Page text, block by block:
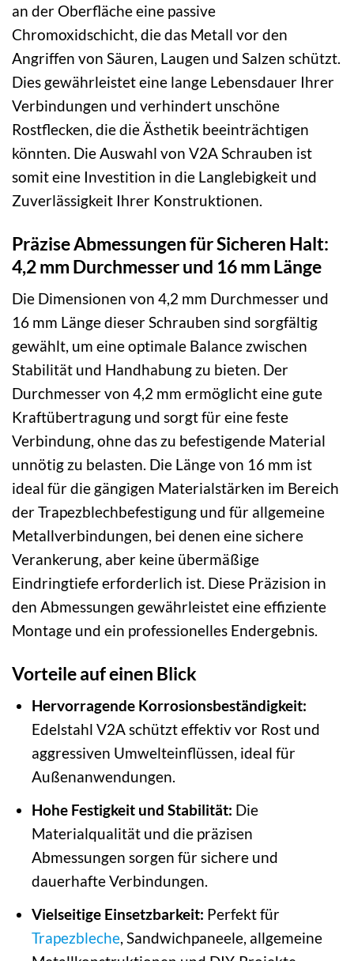
an der Oberfläche eine passive
Chromoxidschicht, die das Metall vor den
Angriffen von Säuren, Laugen und Salzen schützt.
Dies gewährleistet eine lange Lebensdauer Ihrer
Verbindungen und verhindert unschöne
Rostflecken, die die Ästhetik beeinträchtigen
könnten. Die Auswahl von V2A Schrauben ist
somit eine Investition in die Langlebigkeit und
Zuverlässigkeit Ihrer Konstruktionen.
Präzise Abmessungen für Sicheren Halt:
4,2 mm Durchmesser und 16 mm Länge
Die Dimensionen von 4,2 mm Durchmesser und
16 mm Länge dieser Schrauben sind sorgfältig
gewählt, um eine optimale Balance zwischen
Stabilität und Handhabung zu bieten. Der
Durchmesser von 4,2 mm ermöglicht eine gute
Kraftübertragung und sorgt für eine feste
Verbindung, ohne das zu befestigende Material
unnötig zu belasten. Die Länge von 16 mm ist
ideal für die gängigen Materialstärken im Bereich
der Trapezblechbefestigung und für allgemeine
Metallverbindungen, bei denen eine sichere
Verankerung, aber keine übermäßige
Eindringtiefe erforderlich ist. Diese Präzision in
den Abmessungen gewährleistet eine effiziente
Montage und ein professionelles Endergebnis.
Vorteile auf einen Blick
Hervorragende Korrosionsbeständigkeit:
Edelstahl V2A schützt effektiv vor Rost und
aggressiven Umwelteinflüssen, ideal für
Außenanwendungen.
Hohe Festigkeit und Stabilität: Die
Materialqualität und die präzisen
Abmessungen sorgen für sichere und
dauerhafte Verbindungen.
Vielseitige Einsetzbarkeit: Perfekt für
Trapezbleche, Sandwichpaneele, allgemeine